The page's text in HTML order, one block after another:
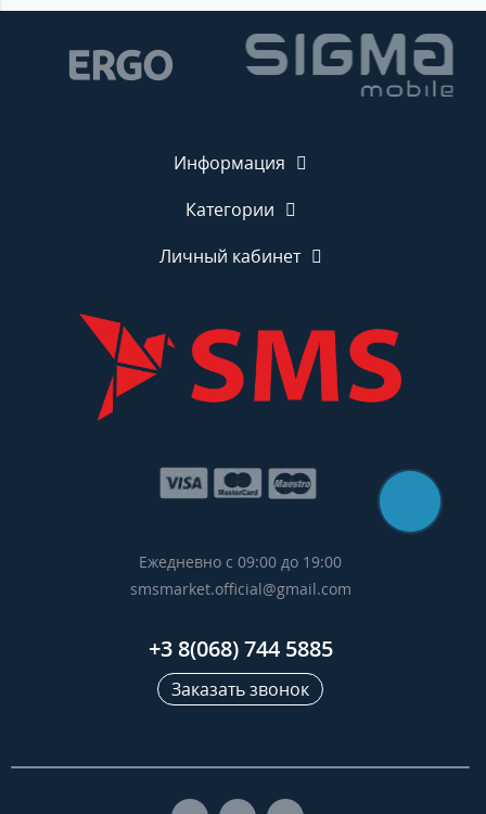
Информация
Категории
Личный кабинет
Ежедневно с 09:00 до 19:00
smsmarket.official@gmail.com
+3 8(068) 744 5885
Заказать звонок